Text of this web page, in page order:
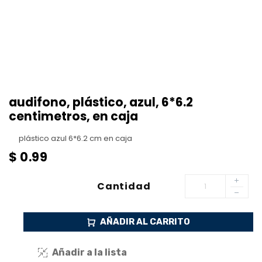
audifono, plástico, azul, 6*6.2
centimetros, en caja
plástico azul 6*6.2 cm en caja
$ 0.99
Cantidad
AÑADIR AL CARRITO
Añadir a la lista